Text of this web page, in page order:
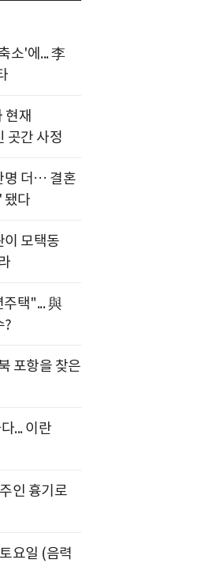
소'에... 李
현재
곳간 사정
명 더… 결혼
됐다
모택동
주택"... 與
?
포항을 찾은
... 이란
인 흉기로
요일 (음력